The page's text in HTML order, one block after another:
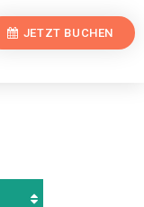
JETZT BUCHEN